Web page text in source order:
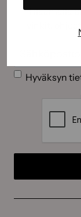
Tilaamalla
Suostumus
Hyväksyn